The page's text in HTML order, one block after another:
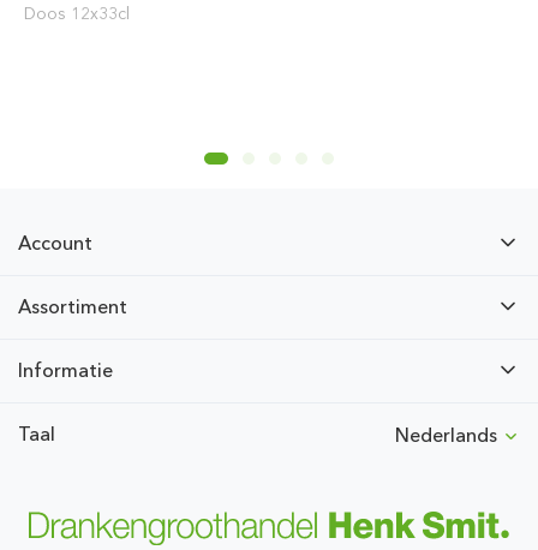
Doos 12x33cl
Account
Assortiment
Informatie
Taal Nederlands